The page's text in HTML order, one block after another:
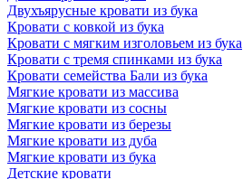
Двухъярусные кровати из бука
Кровати с ковкой из бука
Кровати с мягким изголовьем из бука
Кровати с тремя спинками из бука
Кровати семейства Бали из бука
Мягкие кровати из массива
Мягкие кровати из сосны
Мягкие кровати из березы
Мягкие кровати из дуба
Мягкие кровати из бука
Детские кровати